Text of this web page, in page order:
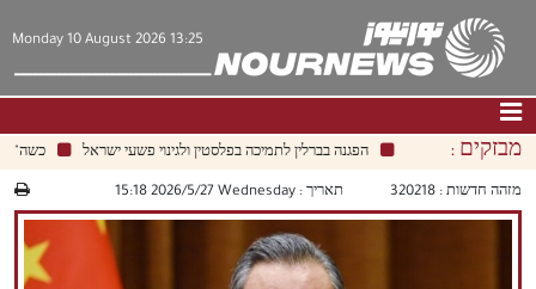
Monday 10 August 2026 13:25
דף הבית| צור קשר|אודות מבזקים : הפגנה בברלין לתמיכה בפלסטין ולגינוי פשעי ישראל
מזהה חדשות : 320218 תאריך :‫‫Wednesday‬‬ 2026/5/27 15:18